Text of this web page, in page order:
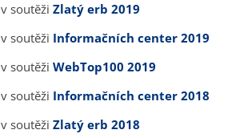
v soutěži Zlatý erb 2019
v soutěži Informačních center 2019
v soutěži WebTop100 2019
v soutěži Informačních center 2018
v soutěži Zlatý erb 2018